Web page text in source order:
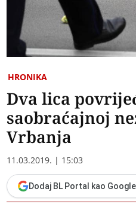
HRONIKA
Dva lica
saobraćajnoj
Vrbanja
11.03.2019. | 15:03
Dodaj BL Portal kao